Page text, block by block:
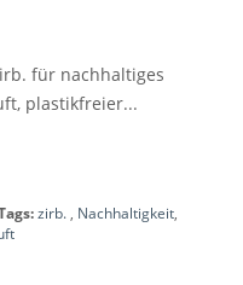
für nachhaltiges
plastikfreier...
zirb. , Nachhaltigkeit,